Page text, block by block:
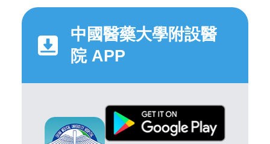
中國醫藥大學附設醫
院 APP